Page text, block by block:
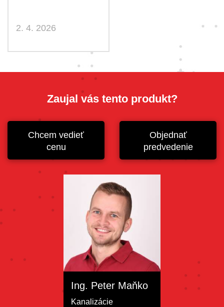
2. 4. 2026
Zaujal vás tento produkt?
Chcem vedieť
cenu
Objednať
predvedenie
Ing. Peter Maňko
Kanalizácie